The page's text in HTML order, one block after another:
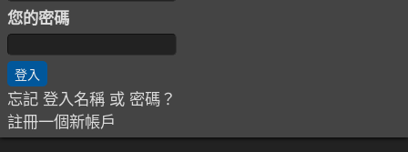
您的密碼
忘記 登入名稱 或 密碼？
註冊一個新帳戶